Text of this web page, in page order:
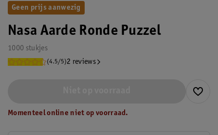
Nasa Aarde Ronde Puzzel
1000 stukjes
(4.5/5)2 reviews
Geen prijs aanwezig
Momenteel online niet op voorraad.